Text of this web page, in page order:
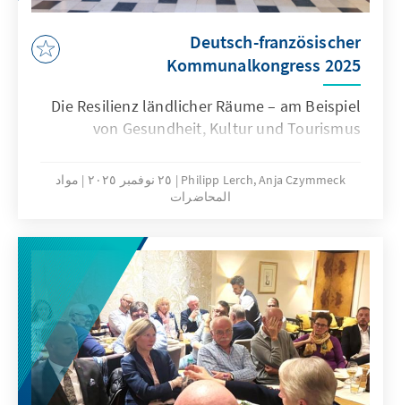
Deutsch-französischer
Kommunalkongress 2025
Die Resilienz ländlicher Räume – am Beispiel
von Gesundheit, Kultur und Tourismus
Philipp Lerch, Anja Czymmeck ٢٥ نوفمبر ٢٠٢٥
مواد
المحاضرات